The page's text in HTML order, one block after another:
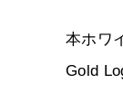
本ホワ
Gold